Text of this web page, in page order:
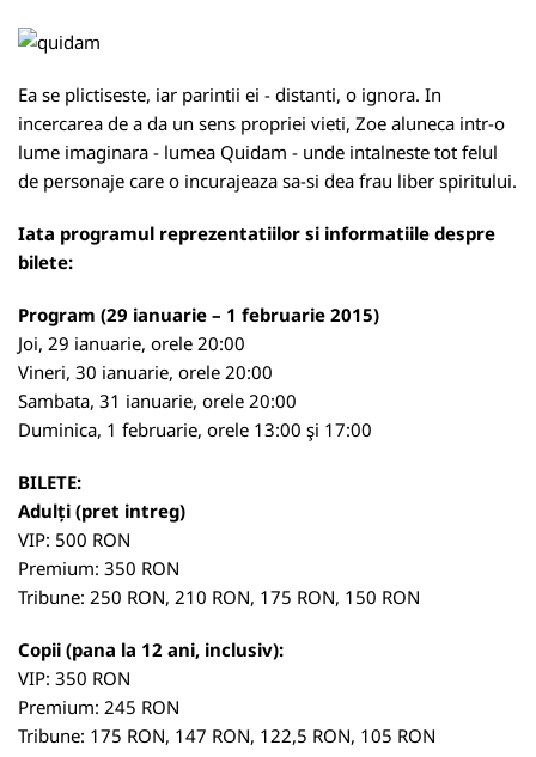
Ea se plictiseste, iar parintii ei - distanti, o ignora. In
incercarea de a da un sens propriei vieti, Zoe aluneca intr-o
lume imaginara - lumea Quidam - unde intalneste tot felul
de personaje care o incurajeaza sa-si dea frau liber spiritului.
Iata programul reprezentatiilor si informatiile despre
bilete:
Program (29 ianuarie – 1 februarie 2015)
Joi, 29 ianuarie, orele 20:00
Vineri, 30 ianuarie, orele 20:00
Sambata, 31 ianuarie, orele 20:00
Duminica, 1 februarie, orele 13:00 şi 17:00
BILETE:
Adulți (pret intreg)
VIP: 500 RON
Premium: 350 RON
Tribune: 250 RON, 210 RON, 175 RON, 150 RON
Copii (pana la 12 ani, inclusiv):
VIP: 350 RON
Premium: 245 RON
Tribune: 175 RON, 147 RON, 122,5 RON, 105 RON